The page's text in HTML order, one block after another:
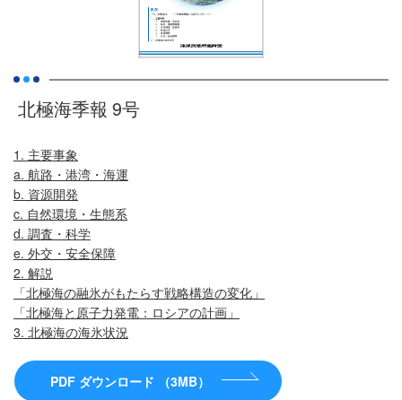
北極海季報 9号
1. 主要事象
a. 航路・港湾・海運
b. 資源開発
c. 自然環境・生態系
d. 調査・科学
e. 外交・安全保障
2. 解説
「北極海の融氷がもたらす戦略構造の変化」
「北極海と原子力発電：ロシアの計画」
3. 北極海の海氷状況
PDF ダウンロード （3MB）